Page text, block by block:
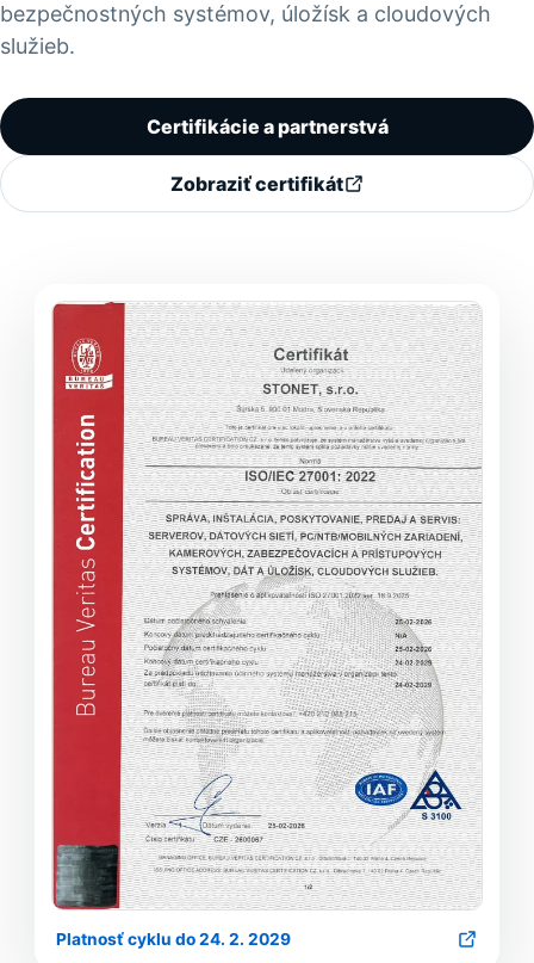
bezpečnostných systémov, úložísk a cloudových
služieb.
Certifikácie a partnerstvá
Zobraziť certifikát
Platnosť cyklu do 24. 2. 2029